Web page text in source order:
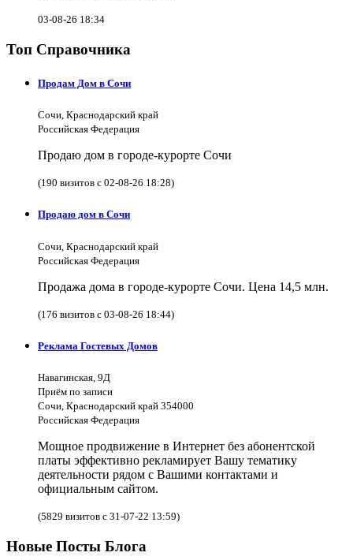
03-08-26 18:34
Топ Справочника
Продам Дом в Сочи
Сочи, Краснодарский край
Российская Федерация
Продаю дом в городе-курорте Сочи
(190 визитов с 02-08-26 18:28)
Продаю дом в Сочи
Сочи, Краснодарский край
Российская Федерация
Продажа дома в городе-курорте Сочи. Цена 14,5 млн.
(176 визитов с 03-08-26 18:44)
Реклама Гостевых Домов
Навагинская, 9Д
Приём по записи
Сочи, Краснодарский край 354000
Российская Федерация
Мощное продвижение в Интернет без абонентской
платы эффективно рекламирует Вашу тематику
деятельности рядом с Вашими контактами и
официальным сайтом.
(5829 визитов с 31-07-22 13:59)
Новые Посты Блога